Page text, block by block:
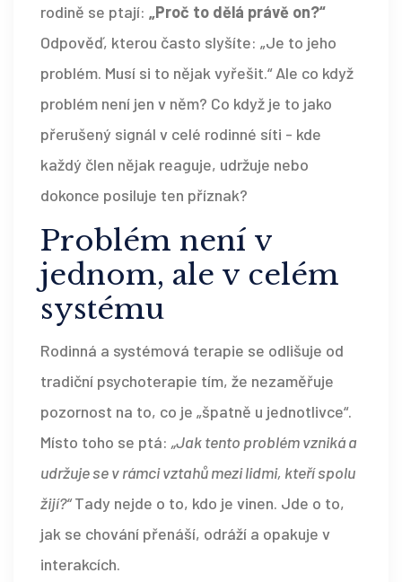
rodině se ptají: „Proč to dělá právě on?“
Odpověď, kterou často slyšíte: „Je to jeho
problém. Musí si to nějak vyřešit.“ Ale co když
problém není jen v něm? Co když je to jako
přerušený signál v celé rodinné síti - kde
každý člen nějak reaguje, udržuje nebo
dokonce posiluje ten příznak?
Problém není v
jednom, ale v celém
systému
Rodinná a systémová terapie se odlišuje od
tradiční psychoterapie tím, že nezaměřuje
pozornost na to, co je „špatně u jednotlivce“.
Místo toho se ptá: „Jak tento problém vzniká a
udržuje se v rámci vztahů mezi lidmi, kteří spolu
žijí?“Tady nejde o to, kdo je vinen. Jde o to,
jak se chování přenáší, odráží a opakuje v
interakcích.